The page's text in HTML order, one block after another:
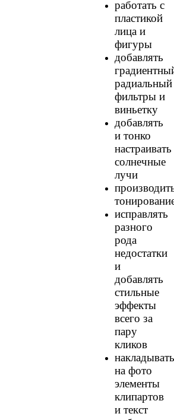
работать с
пластикой
лица и
фигуры
добавлять
радиальный
фильтры и
виньетку
добавлять
и тонко
настраивать
солнечные
лучи
исправлять
разного
рода
недостатки
и
добавлять
стильные
эффекты
всего за
пару
кликов
накладывать
на фото
элементы
клипартов
и текст